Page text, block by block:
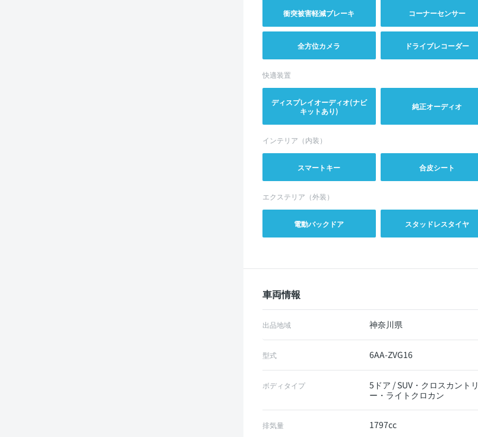
衝突被害軽減ブレーキ コーナーセンサー
全方位カメラ ドライブレコーダー
快適装置
ディスプレイオーディオ(ナビ
キットあり)
純正オーディオ
インテリア（内装）
スマートキー 合皮シート
エクステリア（外装）
電動バックドア スタッドレスタイヤ
車両情報
出品地域 神奈川県
型式 6AA-ZVG16
ボディタイプ
5ドア / SUV・クロスカントリ
ー・ライトクロカン
排気量 1797cc